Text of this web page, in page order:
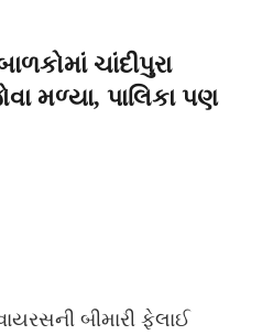
ચાંદીપુરા
મળ્યા, પાલિકા પણ
બીમારી ફેલાઈ